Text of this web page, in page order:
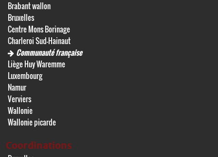
Brabant wallon
Bruxelles
Centre Mons Borinage
Charleroi Sud-Hainaut
Communauté française
Liège Huy Waremme
Luxembourg
Namur
Verviers
Wallonie
Wallonie picarde
Coordinations